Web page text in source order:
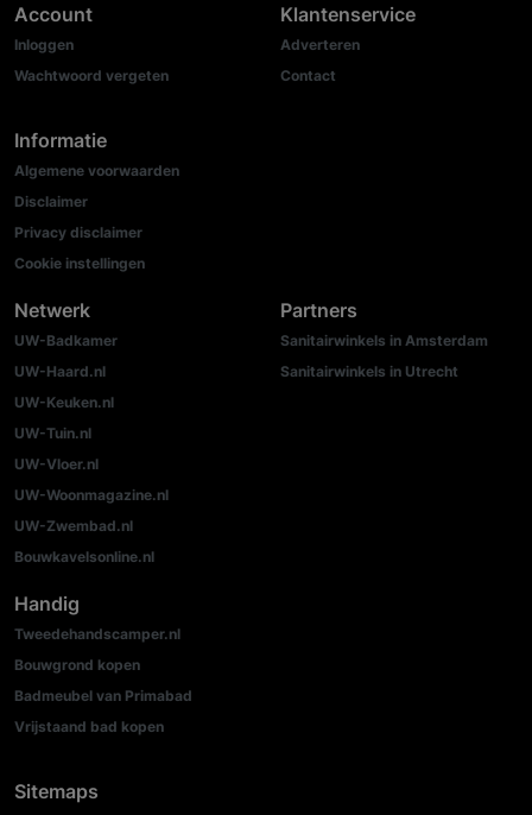
Account
Inloggen
Wachtwoord vergeten
Informatie
Algemene voorwaarden
Disclaimer
Privacy disclaimer
Cookie instellingen
Klantenservice
Adverteren
Contact
Netwerk
UW-Badkamer
UW-Haard.nl
UW-Keuken.nl
UW-Tuin.nl
UW-Vloer.nl
UW-Woonmagazine.nl
UW-Zwembad.nl
Bouwkavelsonline.nl
Partners
Sanitairwinkels in Amsterdam
Sanitairwinkels in Utrecht
Handig
Tweedehandscamper.nl
Bouwgrond kopen
Badmeubel van Primabad
Vrijstaand bad kopen
Sitemaps